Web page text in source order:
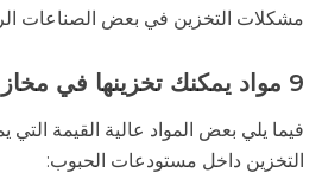
مشكلات التخزين في بعض الصناعات
9 مواد يمكنك تخزينها في مخازن الحبوب:
فيما يلي بعض المواد عالية القيمة
التخزين داخل مستودعات الحبوب: